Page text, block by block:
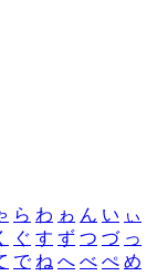
ら わ ゎ ん い ぃ
ぐ す ず つ づ っ
で ね へ べ ぺ め